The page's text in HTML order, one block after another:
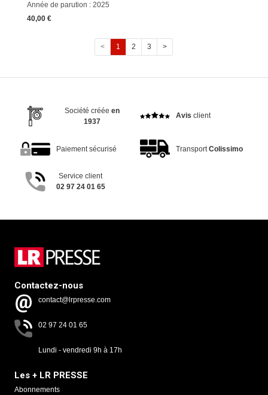
Année de parution : 2025
40,00 €
< 1 2 3 >
Société créée en
1937
Avis client
Paiement sécurisé Transport Colissimo
Service client
02 97 24 01 65
Contactez-nous
contact@lrpresse.com
02 97 24 01 65
Lundi - vendredi 9h à 17h
Les + LR PRESSE
Abonnements